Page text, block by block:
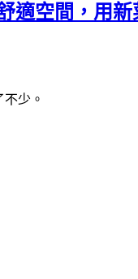
空間，用
少。